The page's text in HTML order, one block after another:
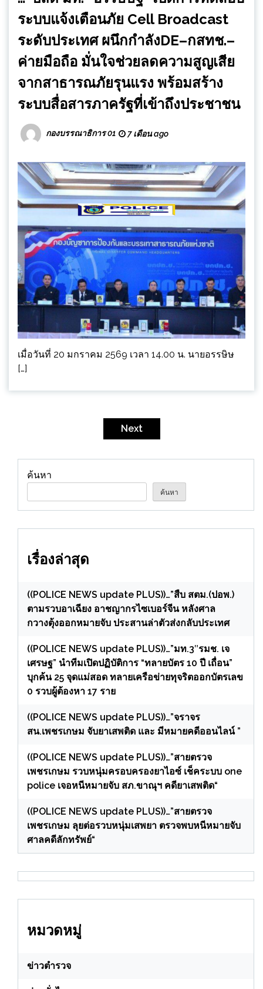
ระบบแจ้งเตือนภัย Cell Broadcast
ระดับประเทศ ผนึกกำลังDE–กสทช.–
ค่ายมือถือ มั่นใจช่วยลดความสูญเสีย
จากสาธารณภัยรุนแรง พร้อมสร้าง
ระบบสื่อสารภาครัฐที่เข้าถึงประชาชน
กองบรรณาธิการ 01 7 เดือน ago
เมื่อวันที่ 20 มกราคม 2569 เวลา 14.00 น. นายอรรษิษ
[…]
Next
ค้นหา
ค้นหา
เรื่องล่าสุด
((POLICE NEWS update PLUS))…”สืบ สตม.(ปอพ.)
ตามรวบอาเฉียง อาชญากรไซเบอร์จีน หลังศาล
กวางตุ้งออกหมายจับ ประสานล่าตัวส่งกลับประเทศ
((POLICE NEWS update PLUS))…”มท.3″รมช. เจ
เศรษฐ” นำทีมเปิดปฏิบัติการ “ทลายบัตร 10 ปี เถื่อน”
บุกค้น 25 จุดแม่สอด ทลายเครือข่ายทุจริตออกบัตรเลข
0 รวบผู้ต้องหา 17 ราย
((POLICE NEWS update PLUS))…”จราจร
สน.เพชรเกษม จับยาเสพติด และ มีหมายคดีออนไลน์ ”
((POLICE NEWS update PLUS))…”สายตรวจ
เพชรเกษม รวบหนุ่มครอบครองยาไอซ์ เช็คระบบ one
police เจอหนีหมายจับ สภ.ขาณุฯ คดียาเสพติด“
((POLICE NEWS update PLUS))…”สายตรวจ
เพชรเกษม ลุยต่อรวบหนุ่มเสพยา ตรวจพบหนีหมายจับ
ศาลคดีลักทรัพย์“
หมวดหมู่
ข่าวตำรวจ